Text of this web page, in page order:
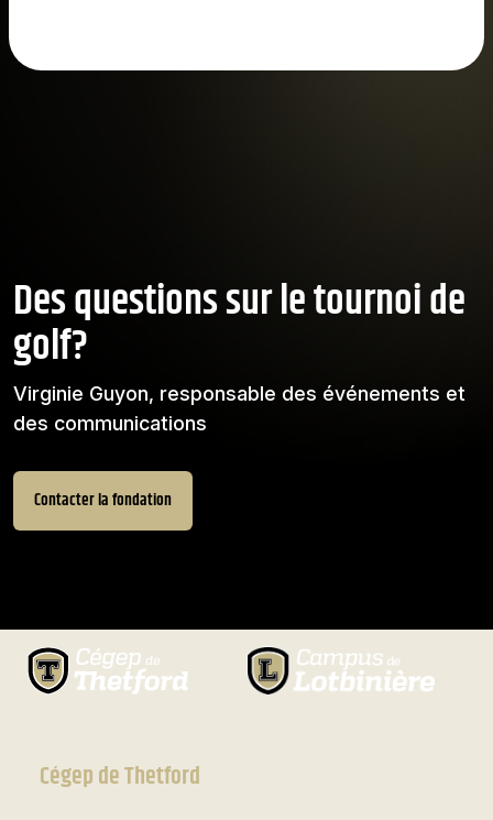
Des questions sur le tournoi de
golf?
Virginie Guyon, responsable des événements et
des communications
Contacter la fondation
Cégep de Thetford